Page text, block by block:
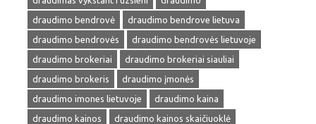
draudimo bendrovė
draudimo bendrove lietuva
draudimo bendrovės
draudimo bendrovės lietuvoje
draudimo brokeriai
draudimo brokeriai siauliai
draudimo brokeris
draudimo įmonės
draudimo imones lietuvoje
draudimo kaina
draudimo kainos
draudimo kainos skaičiuoklė